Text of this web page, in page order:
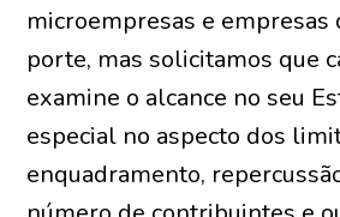
microempresas e empresas
porte, mas solicitamos que
examine o alcance no seu
especial no aspecto dos
enquadramento,